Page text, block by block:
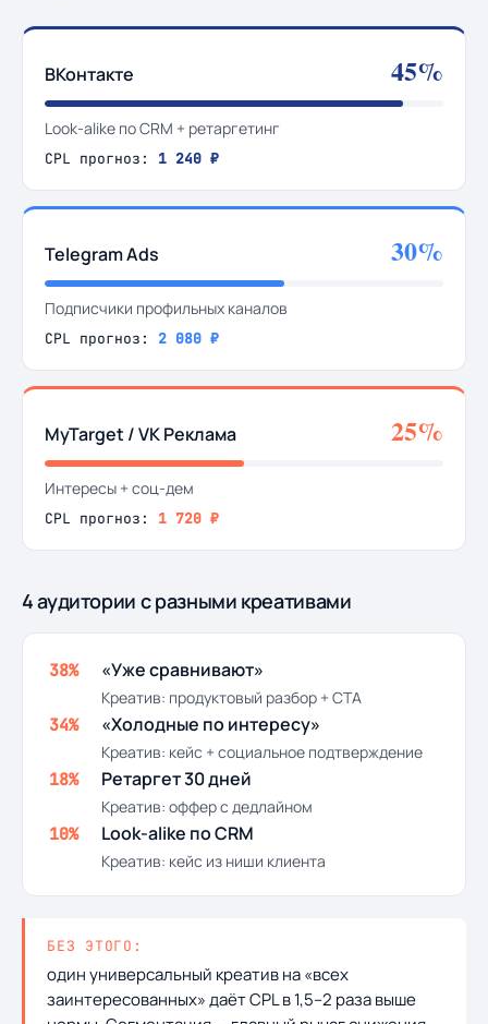
ВКонтакте 45%
Look-alike по CRM + ретаргетинг
CPL прогноз: 1 240 ₽
Telegram Ads 30%
Подписчики профильных каналов
CPL прогноз: 2 080 ₽
MyTarget / VK Реклама 25%
Интересы + соц-дем
CPL прогноз: 1 720 ₽
4 аудитории с разными креативами
38% «Уже сравнивают»
Креатив: продуктовый разбор + CTA
34% «Холодные по интересу»
Креатив: кейс + социальное подтверждение
18% Ретаргет 30 дней
Креатив: оффер с дедлайном
10% Look-alike по CRM
Креатив: кейс из ниши клиента
БЕЗ ЭТОГО:
один универсальный креатив на «всех
заинтересованных» даёт CPL в 1,5–2 раза выше